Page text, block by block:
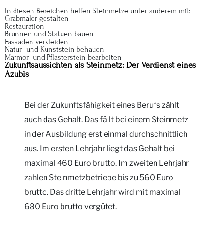
In diesen Bereichen helfen Steinmetze unter anderem mit:
Grabmäler gestalten
Restauration
Brunnen und Statuen bauen
Fassaden verkleiden
Natur- und Kunststein behauen
Marmor- und Pflasterstein bearbeiten
Zukunftsaussichten als Steinmetz: Der Verdienst eines
Azubis
Bei der Zukunftsfähigkeit eines Berufs zählt
auch das Gehalt. Das fällt bei einem Steinmetz
in der Ausbildung erst einmal durchschnittlich
aus. Im ersten Lehrjahr liegt das Gehalt bei
maximal 460 Euro brutto. Im zweiten Lehrjahr
zahlen Steinmetzbetriebe bis zu 560 Euro
brutto. Das dritte Lehrjahr wird mit maximal
680 Euro brutto vergütet.